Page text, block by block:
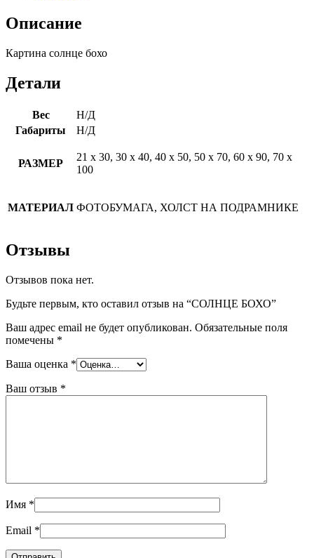
Описание
Картина солнце бохо
Детали
Вес
Н/Д
Габариты
Н/Д
РАЗМЕР
21 х 30, 30 х 40, 40 х 50, 50 х 70, 60 х 90, 70 х
100
МАТЕРИАЛ ФОТОБУМАГА, ХОЛСТ НА ПОДРАМНИКЕ
Отзывы
Отзывов пока нет.
Будьте первым, кто оставил отзыв на “СОЛНЦЕ БОХО”
Ваш адрес email не будет опубликован. Обязательные поля
помечены *
Ваша оценка *
Ваш отзыв *
Имя *
Email *